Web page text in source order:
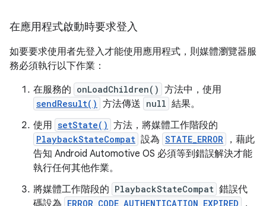
在應用程式啟動時要求登入
如要要求使用者先登入才能使用應用程式，則媒體瀏覽器服
務必須執行以下作業：
在服務的 onLoadChildren() 方法中，使用
sendResult() 方法傳送 null 結果。
使用 setState() 方法，將媒體工作階段的
PlaybackStateCompat 設為 STATE_ERROR
，藉此
告知 Android Automotive OS 必須等到錯誤解決才能
執行任何其他作業。
將媒體工作階段的 PlaybackStateCompat 錯誤代
ERROR_CODE_AUTHENTICATION_EXPIRED